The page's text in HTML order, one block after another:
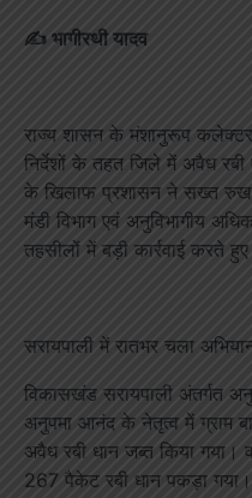
✍️ भागीरथी यादव
राज्य शासन के मंशानुरूप
निर्देशों के तहत जिले में अवैध
के खिलाफ प्रशासन ने सख्त रुख
मंडी विभाग एवं अनुविभागीय
तहसीलों में बड़ी कार्रवाई करते
सरायपाली में रातभर चला
विकासखंड सरायपाली अंतर्गत
अनुपमा आनंद के नेतृत्व में ग्राम
अवैध रबी धान जब्त किया गया।
267 पैकेट रबी धान पकड़ा गया।